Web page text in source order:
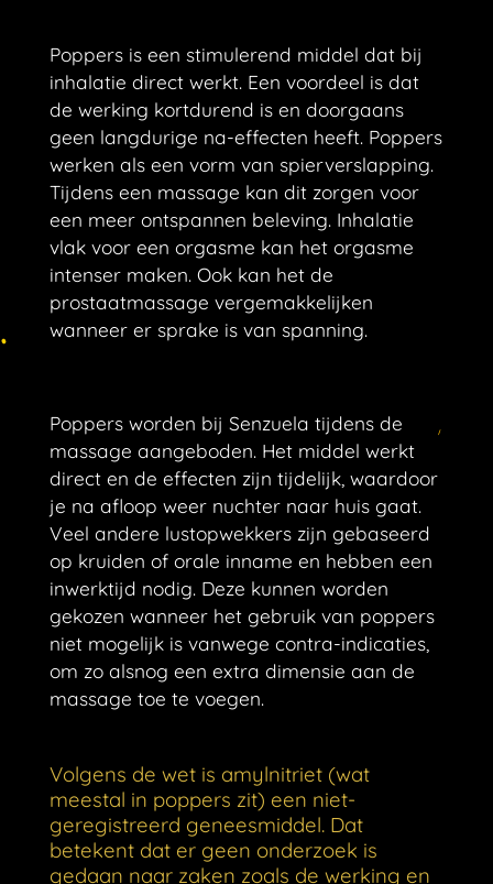
Poppers is een stimulerend middel dat bij
inhalatie direct werkt. Een voordeel is dat
de werking kortdurend is en doorgaans
geen langdurige na-effecten heeft. Poppers
werken als een vorm van spierverslapping.
Tijdens een massage kan dit zorgen voor
een meer ontspannen beleving. Inhalatie
vlak voor een orgasme kan het orgasme
intenser maken. Ook kan het de
prostaatmassage vergemakkelijken
wanneer er sprake is van spanning.
Poppers worden bij Senzuela tijdens de
massage aangeboden. Het middel werkt
direct en de effecten zijn tijdelijk, waardoor
je na afloop weer nuchter naar huis gaat.
Veel andere lustopwekkers zijn gebaseerd
op kruiden of orale inname en hebben een
inwerktijd nodig. Deze kunnen worden
gekozen wanneer het gebruik van poppers
niet mogelijk is vanwege contra-indicaties,
om zo alsnog een extra dimensie aan de
massage toe te voegen.
Volgens de wet is amylnitriet (wat
meestal in poppers zit) een niet-
geregistreerd geneesmiddel. Dat
betekent dat er geen onderzoek is
gedaan naar zaken zoals de werking en